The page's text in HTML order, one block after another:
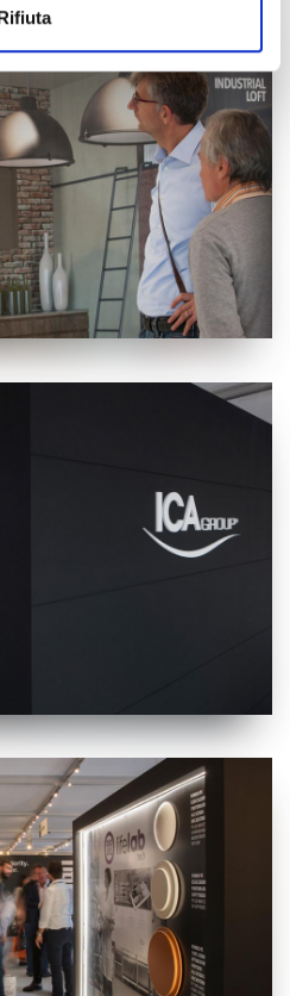
utilizzi il nostro sito con i
di analisi dei dati web,
potrebbero combinarle
fornito loro o che hanno
loro servizi.
tutti i cookie ” acconsenti
cliccando su “
Accetta
dei soli cookie
Cliccando su “ mostra
dettaglio le finalità dei singoli
i cookie tramite il
maniera del tutto autonoma i
Policy - Impostazioni
l'utilizzo delle diverse
nostro sito.
l’Informativa Privacy.